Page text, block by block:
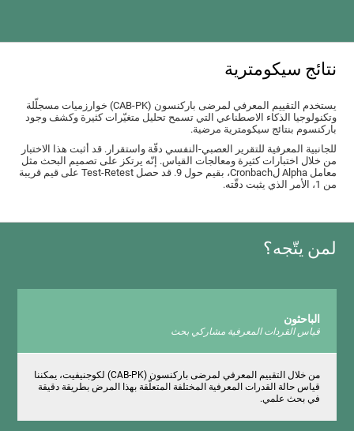
نتائج سيكومترية
يستخدم التقييم المعرفي لمرضى باركنسون (CAB-PK) خوارزميات مسجلّلة
وتكنولوجيا الذكاء الاصطناعي التي تسمح تحليل متغيّرات كثيرة وكشف وجود
باركنسوم بنتائج سيكومترية مرضية.
للجانبية المعرفية للتقرير العصبي-النفسي دقّة واستقرار. قد أثبت هذا الاختبار
من خلال اختبارات كثيرة ومعالجات القياس. إنّه يرتكز على تصميم البحث مثل
معامل Alpha لCronbach، بقيم حول 9. قد حصل Test-Retest على قيم قريبة
من 1، الأمر الذي يثبت دقّته.
لمن يتّجه؟
الباحثون
قياس القردات المعرفية مشاركي بحث
من خلال التقييم المعرفي لمرضى باركنسون (CAB-PK) لكوجنيفيت، يمكننا
قياس حالة القدرات المعرفية المختلفة المتعلّقة بهذا المرض بطريقة دقيقة
في بحث علمي.